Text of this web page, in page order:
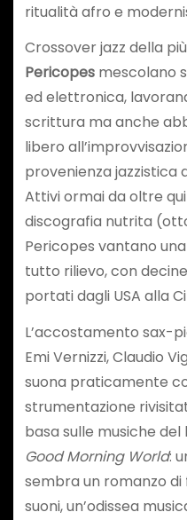
ritualità afro e
Crossover jazz della
Pericopesmescolano
ed elettronica,
scrittura ma anche
libero
provenienza jazzistica
Attivi ormai da oltre
discografia nutrita
Pericopes vantano
tutto rilievo, con
portati dagli USA alla
L’accostamento sax-
Emi Vernizzi, Claudio
suona praticamente
strumentazione
basa sulle musiche
Good Morning World:
sembra un romanzo
suoni, un’odissea